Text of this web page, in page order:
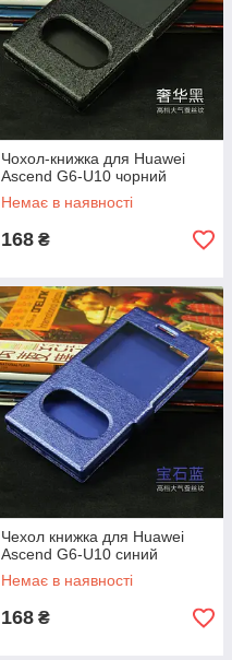
Чохол-книжка для Huawei
Ascend G6-U10 чорний
Немає в наявності
168 ₴
Чехол книжка для Huawei
Ascend G6-U10 синий
Немає в наявності
168 ₴